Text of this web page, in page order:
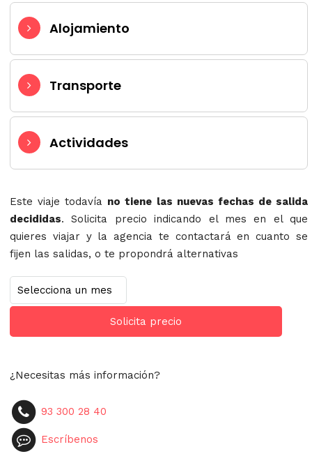
Alojamiento
Transporte
Actividades
Este viaje todavía no tiene las nuevas fechas de salida
decididas. Solicita precio indicando el mes en el que
quieres viajar y la agencia te contactará en cuanto se
fijen las salidas, o te propondrá alternativas
Solicita precio
¿Necesitas más información?
93 300 28 40
Escríbenos